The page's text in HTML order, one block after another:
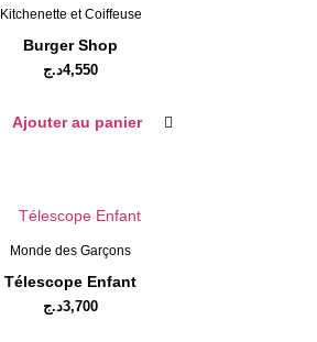
Kitchenette et Coiffeuse
Burger Shop
4,550د.ج
Ajouter au panier
Monde des Garçons
Télescope Enfant
3,700د.ج